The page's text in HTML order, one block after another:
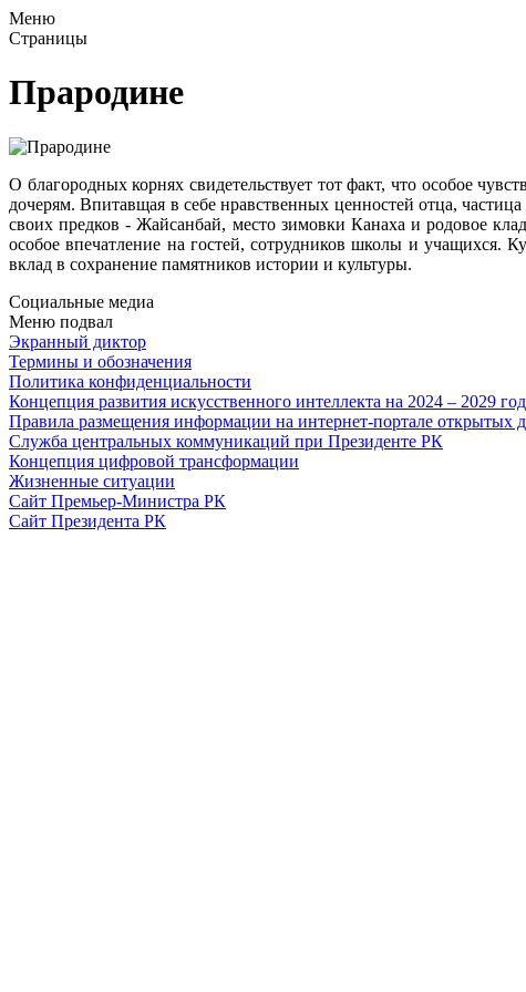
Меню
Страницы
Прародине
О благородных корнях свидетельствует тот факт, что особое
дочерям. Впитавщая в себе нравственных ценностей отца,
своих предков - Жайсанбай, место зимовки Канаха и родовое
особое впечатление на гостей, сотрудников школы и учащихся.
вклад в сохранение памятников истории и культуры.
Социальные медиа
Меню подвал
Экранный диктор
Термины и обозначения
Политика конфиденциальности
Концепция развития искусственного интеллекта на 2024 – 2029
Правила размещения информации на интернет-портале открытых
Служба центральных коммуникаций при Президенте РК
Концепция цифровой трансформации
Жизненные ситуации
Сайт Премьер-Министра РК
Сайт Президента РК